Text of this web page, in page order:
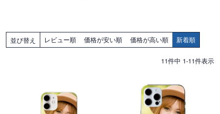
並び替え レビュー順 価格が安い順 価格が高い順 新着順
11件中 1-11件表示